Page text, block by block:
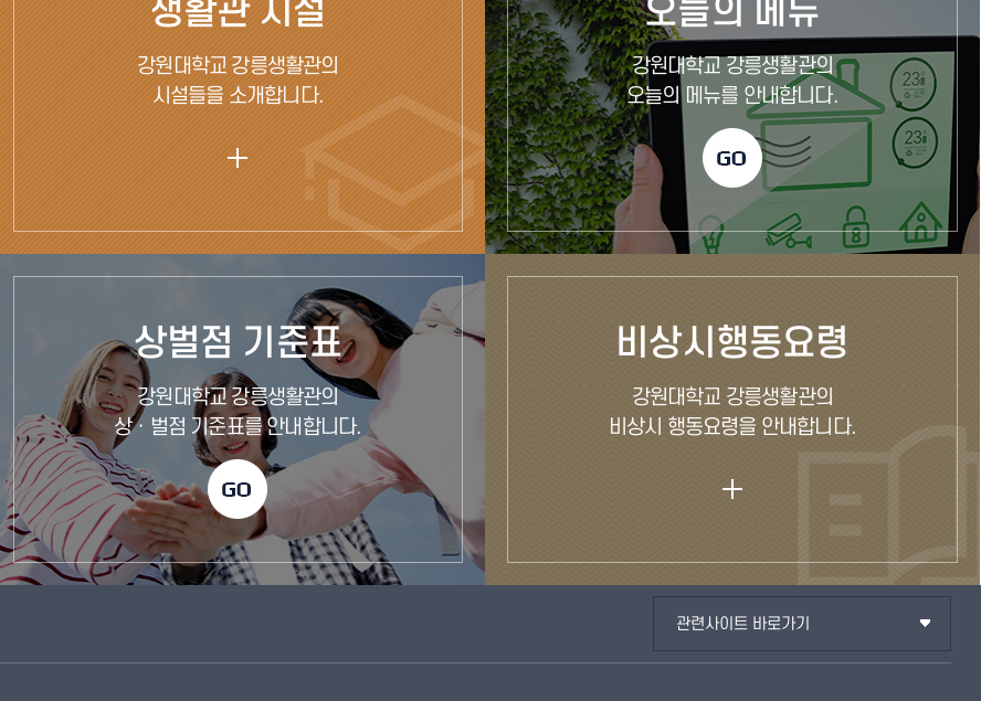
생활관 시설
강원대학교 강릉생활관의
시설들을 소개합니다.
오늘의 메뉴
강원대학교 강릉생활관의
오늘의 메뉴를 안내합니다.
상벌점 기준표
강원대학교 강릉생활관의
상ㆍ벌점 기준표를 안내합니다.
비상시행동요령
강원대학교 강릉생활관의
비상시 행동요령을 안내합니다.
관련사이트 바로가기